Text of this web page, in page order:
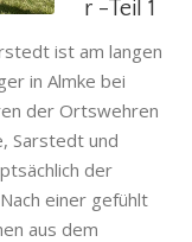
r -Teil 1
ist am langen
in Almke bei
der Ortswehren
Sarstedt und
der
einer gefühlt
aus dem